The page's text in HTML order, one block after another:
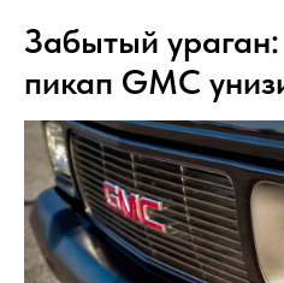
Забытый
пикап GMC